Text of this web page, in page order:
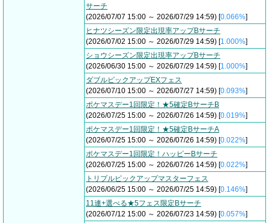
サーチ
(2026/07/07 15:00 ～ 2026/07/29 14:59) [0.066%]
ヒナツシーズン限定出現率アップBサーチ
(2026/07/02 15:00 ～ 2026/07/29 14:59) [1.000%]
ショウシーズン限定出現率アップBサーチ
(2026/06/30 15:00 ～ 2026/07/29 14:59) [1.000%]
ダブルピックアップEXフェス
(2026/07/10 15:00 ～ 2026/07/27 14:59) [0.093%]
ポケマスデー1回限定！★5確定BサーチB
(2026/07/25 15:00 ～ 2026/07/26 14:59) [0.019%]
ポケマスデー1回限定！★5確定BサーチA
(2026/07/25 15:00 ～ 2026/07/26 14:59) [0.022%]
ポケマスデー1回限定！ハッピーBサーチ
(2026/07/25 15:00 ～ 2026/07/26 14:59) [0.022%]
トリプルピックアップマスターフェス
(2026/06/25 15:00 ～ 2026/07/25 14:59) [0.146%]
11連+選べる★5フェス限定Bサーチ
(2026/07/12 15:00 ～ 2026/07/23 14:59) [0.057%]